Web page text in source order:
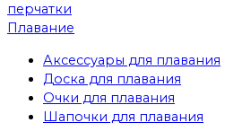
перчатки
Плавание
Аксессуары для плавания
Доска для плавания
Очки для плавания
Шапочки для плавания